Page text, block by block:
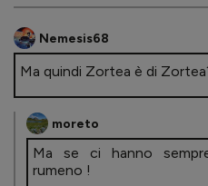
Nemesis68
Ma quindi Zortea è di
moreto
Ma se ci hanno
rumeno !